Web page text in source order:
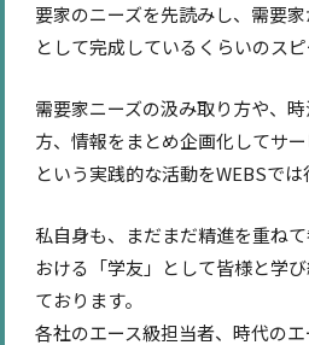
要家のニーズを先読みし、需要
として完成しているくらいのス
需要家ニーズの汲み取り方や、
方、情報をまとめ企画化してサ
という実践的な活動をWEBSでは
私自身も、まだまだ精進を重ね
おける「学友」として皆様と学
ております。
各社のエース級担当者、時代の